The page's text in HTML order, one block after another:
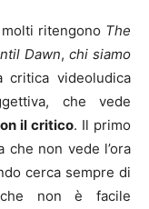
ritengono The
Dawn, chi siamo
videoludica
che vede
il critico. Il primo
non vede l’ora
cerca sempre di
che non è facile